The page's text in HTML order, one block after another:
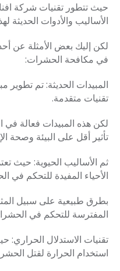
حيث تتطور تقنيات شركة
الأساليب والأدوات الحديثة
لكن إليك بعض الأمثلة عن
في مكافحة الحشرات:
المبيدات الحديثة: تم تطوير
تقنيات متقدمة.
لكن هذه المبيدات فعالة في
تأثير أقل على البيئة وصحة
ثم الأساليب الحيوية: حيث
الأحياء المفيدة للتحكم في
بطرق طبيعية على سبيل
المفترسة للتحكم في
تقنيات الاستدلال الحراري:
استخدام الحرارة لقتل